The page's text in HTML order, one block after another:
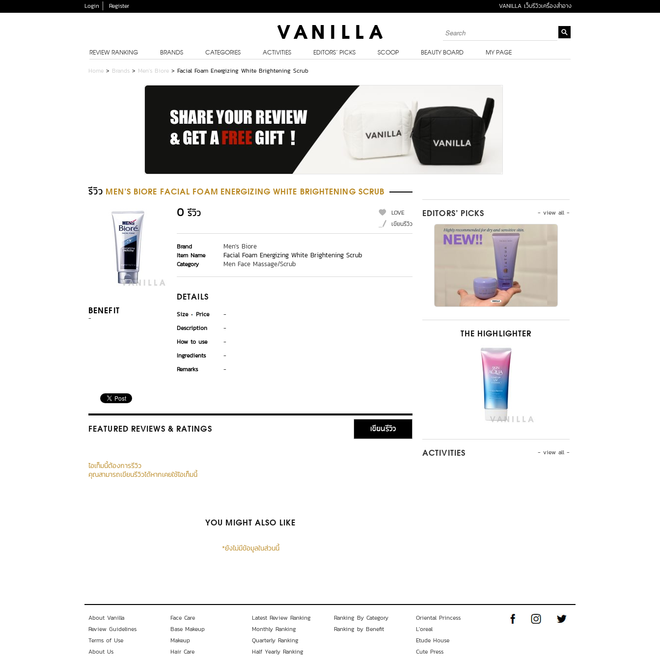
Login Register VANILLA เว็บรีวิวเครื่องสำอาง
REVIEW RANKING BRANDS CATEGORIES ACTIVITIES EDITORS’ PICKS SCOOP BEAUTY BOARD MY PAGE
Home > Brands > Men's Biore > Facial Foam Energizing White Brightening Scrub
รีวิว MEN'S BIORE FACIAL FOAM ENERGIZING WHITE BRIGHTENING SCRUB
BENEFIT
-
0 รีวิว
LOVE
เขียนรีวิว
Brand Men's Biore
Item Name Facial Foam Energizing White Brightening Scrub
Category Men Face Massage/Scrub
DETAILS
Size Price
-
Description
-
How to use
-
Ingredients
-
Remarks
-
FEATURED REVIEWS & RATINGS เขียนรีวิว
ไอเท็มนี้ต้องการรีวิว
คุณสามารถเขียนรีวิวได้หากเคยใช้ไอเท็มนี้
YOU MIGHT ALSO LIKE
*ยังไม่มีข้อมูลในส่วนนี้
- view all -
EDITORS’ PICKS
THE HIGHLIGHTER
- view all -
ACTIVITIES
About Vanilla
Review Guidelines
Terms of Use
About Us
Face Care
Base Makeup
Makeup
Hair Care
Latest Review Ranking
Monthly Ranking
Quarterly Ranking
Half Yearly Ranking
Ranking By Category
Ranking by Benefit
Oriental Princess
L'oreal
Etude House
Cute Press